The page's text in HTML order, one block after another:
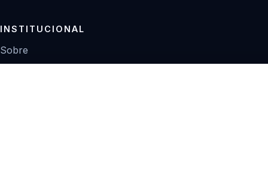
INSTITUCIONAL
Sobre